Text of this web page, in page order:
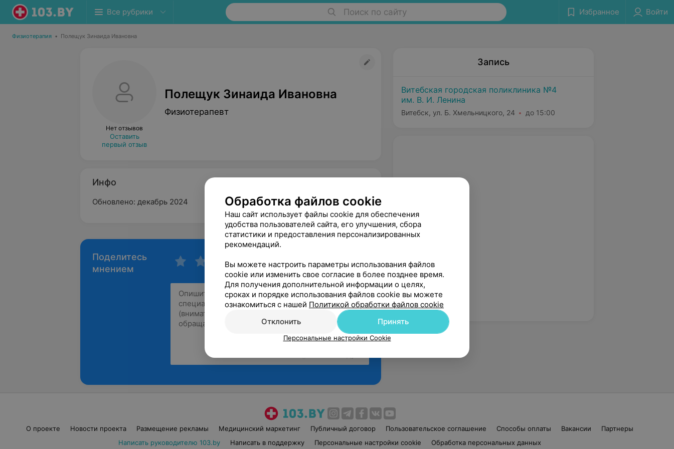
Все рубрики Поиск по сайту Избранное Войти
Физиотерапия • Полещук Зинаида Ивановна
Нет отзывов
Оставить
первый отзыв
Полещук Зинаида Ивановна
Физиотерапевт
Инфо
Обновлено: декабрь 2024
Поделитесь
мнением
Запись
Витебская городская поликлиника №4
им. В. И. Ленина
Витебск, ул. Б. Хмельницкого, 24 до 15:00
О проекте Новости проекта Размещение рекламы Медицинский маркетинг Публичный договор Пользовательское соглашение Способы оплаты Вакансии
Партнеры
Написать руководителю 103.by
Написать в поддержку Персональные настройки cookie Обработка персональных данных
Обработка файлов cookie
Наш сайт использует файлы cookie для обеспечения
удобства пользователей сайта, его улучшения, сбора
статистики и предоставления персонализированных
рекомендаций.
Вы можете настроить параметры использования файлов
cookie или изменить свое согласие в более позднее время.
Для получения дополнительной информации о целях,
сроках и порядке использования файлов cookie вы можете
ознакомиться с нашей Политикой обработки файлов cookie
Отклонить
Принять
Персональные настройки Cookie